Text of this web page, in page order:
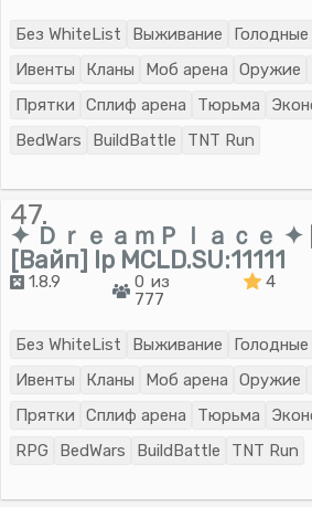
Без WhiteList Выживание
Ивенты
Кланы Моб арена Оружие
Прятки
Сплиф арена Тюрьма
BedWars
BuildBattle TNT Run
47.
✦ ＤｒｅａｍＰｌａｃｅ
[Вайп] Ip MCLD.SU:11111
1.8.9
0 из
777
4
Без WhiteList Выживание
Ивенты
Кланы Моб арена Оружие
Прятки
Сплиф арена Тюрьма
RPG
BedWars BuildBattle TNT Run